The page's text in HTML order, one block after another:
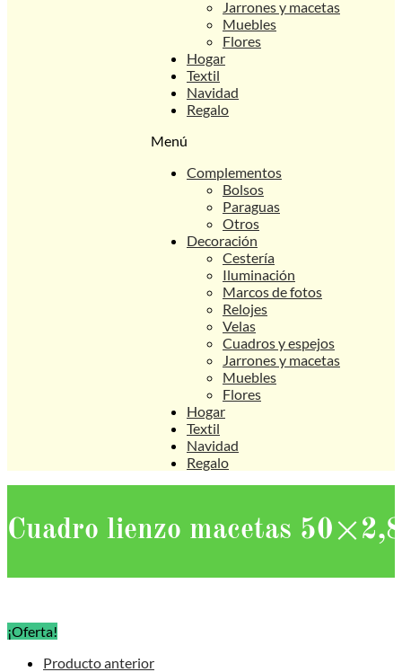
Jarrones y macetas
Muebles
Flores
Hogar
Textil
Navidad
Regalo
Menú
Complementos
Bolsos
Paraguas
Otros
Decoración
Cestería
Iluminación
Marcos de fotos
Relojes
Velas
Cuadros y espejos
Jarrones y macetas
Muebles
Flores
Hogar
Textil
Navidad
Regalo
Cuadro lienzo macetas
¡Oferta!
Producto anterior